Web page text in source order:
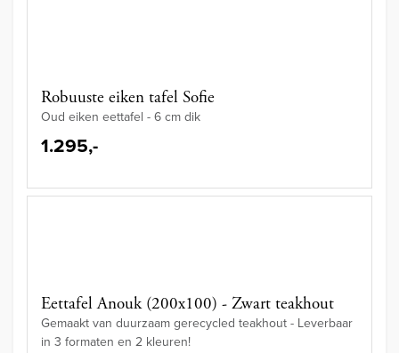
Robuuste eiken tafel Sofie
Oud eiken eettafel - 6 cm dik
1.295,-
Eettafel Anouk (200x100) - Zwart teakhout
Gemaakt van duurzaam gerecycled teakhout - Leverbaar
in 3 formaten en 2 kleuren!